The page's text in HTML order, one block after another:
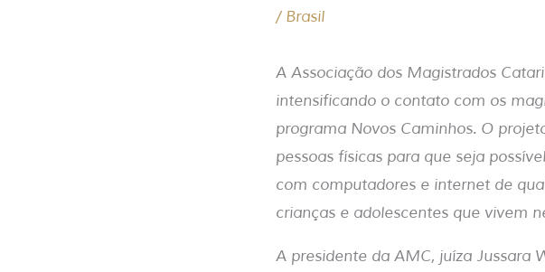
/ Brasil
A Associação dos Magistrados
intensificando o contato com os
programa Novos Caminhos. O
pessoas físicas para que seja
com computadores e internet de
crianças e adolescentes que vivem
A presidente da AMC, juíza Jussara